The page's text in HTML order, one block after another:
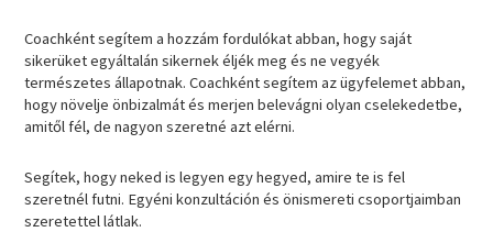
Coachként segítem a hozzám fordulókat abban, hogy saját
sikerüket egyáltalán sikernek éljék meg és ne vegyék
természetes állapotnak. Coachként segítem az ügyfelemet abban,
hogy növelje önbizalmát és merjen belevágni olyan cselekedetbe,
amitől fél, de nagyon szeretné azt elérni.
Segítek, hogy neked is legyen egy hegyed, amire te is fel
szeretnél futni. Egyéni konzultáción és önismereti csoportjaimban
szeretettel látlak.